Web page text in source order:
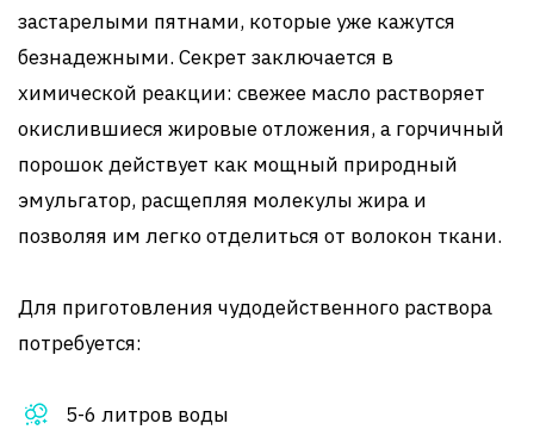
застарелыми пятнами, которые уже кажутся
безнадежными. Секрет заключается в
химической реакции: свежее масло растворяет
окислившиеся жировые отложения, а горчичный
порошок действует как мощный природный
эмульгатор, расщепляя молекулы жира и
позволяя им легко отделиться от волокон ткани.
Для приготовления чудодейственного раствора
потребуется:
5-6 литров воды